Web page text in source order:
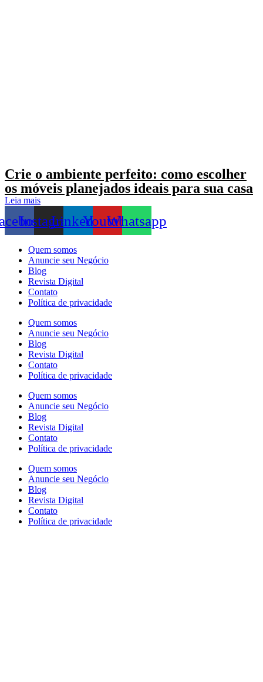
Crie o ambiente perfeito: como escolher
os móveis planejados ideais para sua casa
Leia mais
InstagramLinkedinYoutubeWhatsapp
Quem somos
Anuncie seu Negócio
Blog
Revista Digital
Contato
Política de privacidade
Quem somos
Anuncie seu Negócio
Blog
Revista Digital
Contato
Política de privacidade
Quem somos
Anuncie seu Negócio
Blog
Revista Digital
Contato
Política de privacidade
Quem somos
Anuncie seu Negócio
Blog
Revista Digital
Contato
Política de privacidade